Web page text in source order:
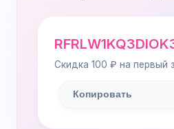
Скидка 100 ₽ на первый
Копировать